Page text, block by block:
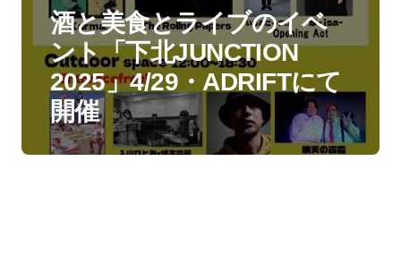
酒と美食とライブのイベ
ント「下北JUNCTION
2025」4/29・ADRIFTにて
開催